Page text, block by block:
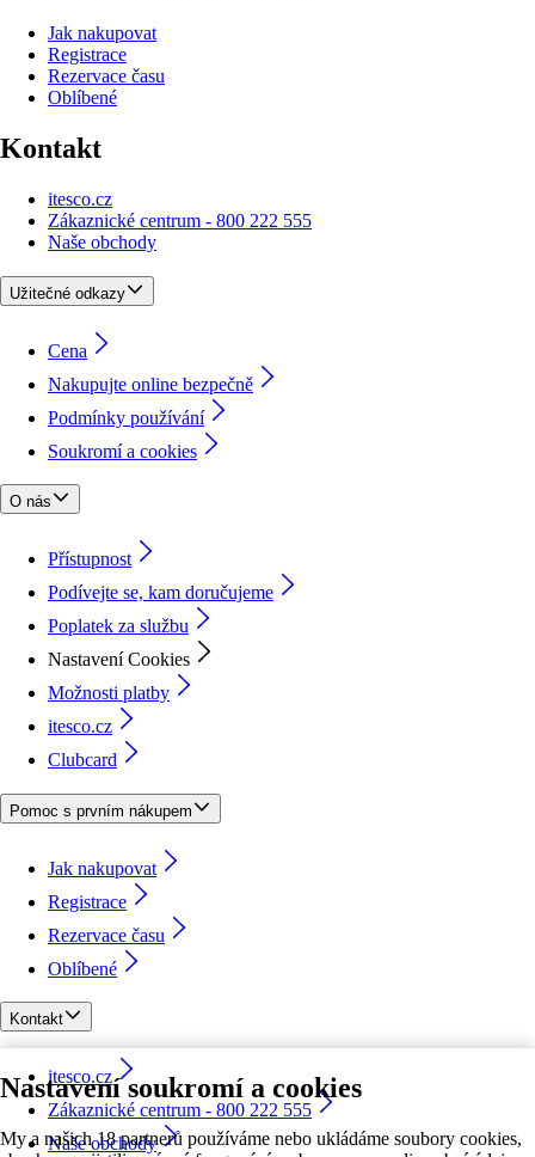
Nastavení soukromí a cookies
My a našich 18 partnerů používáme nebo ukládáme soubory cookies,
Jak nakupovat
Registrace
Rezervace času
Oblíbené
Kontakt
itesco.cz
Zákaznické centrum - 800 222 555
Naše obchody
Užitečné odkazy
Cena
Nakupujte online bezpečně
Podmínky používání
Soukromí a cookies
O nás
Přístupnost
Podívejte se, kam doručujeme
Poplatek za službu
Nastavení Cookies
Možnosti platby
itesco.cz
Clubcard
Pomoc s prvním nákupem
Jak nakupovat
Registrace
Rezervace času
Oblíbené
Kontakt
itesco.cz
Zákaznické centrum - 800 222 555
Naše obchody